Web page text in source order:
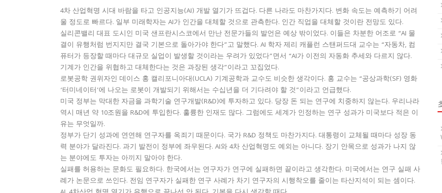
4차 산업혁명 시대 바람을 타고 인공지능(AI) 개발 열기가 뜨겁다. 다른 나라도 마찬가지다. 변화 속도는 예측하기 어려
울 정도로 빠르다. 일부 미래학자는 AI가 인간을 대체할 것으로 관측한다. 인간 직업을 대체할 것이란 전망도 있다.
실리콘밸리 대표 도시인 미국 샌프란시스코에서 만난 전문가들의 발언은 예상 밖이었다. 이들은 차분한 어조로 “AI 물
결이 유행처럼 번지지만 결국 기본으로 돌아가야 한다”고 말했다. AI 학자 제리 캐플런 스탠퍼드대 교수는 “자동차, 컴
퓨터가 등장할 때마다 대규모 실업이 발생할 것이라는 우려가 있었다”면서 “AI가 이전의 자동화 추세와 다르지 않다.
기계가 인간을 위협하고 대체한다는 것은 과장된 생각”이라고 꼬집었다.
로봇공학 권위자인 데이스 홍 캘리포니아대(UCLA) 기계공학과 교수도 비슷한 생각이다. 홍 교수는 “공상과학(SF) 영화
‘터미네이터’에 나오는 로봇이 개발되기 위해서는 수십년을 더 기다려야 할 것”이라고 언급했다.
미국 정부는 막대한 자금을 과학기술 연구개발(R&D)에 투자하고 있다. 당장 돈 되는 연구에 치중하지 않는다. 우리나라
역시 매년 약 10조원을 R&D에 투입한다. 훌륭한 인재도 많다. 그럼에도 세계가 인정하는 연구 성과가 미국보다 적은 이
유는 무엇일까.
정부가 단기 성과에 연연해 연구자를 옥죄기 때문이다. 국가 R&D 정책도 마찬가지다. 대통령이 교체될 때마다 성장 동
력 분야가 달라진다. 과기 발전이 정부에 좌우된다. AI와 4차 산업혁명도 예외는 아니다. 장기 안목으로 성과가 나지 않
는 분야에도 투자는 아끼지 말아야 한다.
실패를 허용하는 문화도 필요하다. 한국에서는 연구자가 연구에 실패하면 끝이라고 생각한다. 미국에서는 연구 실패 사
례가 논문으로 쓰인다. 전임 연구자가 실패한 연구 사례가 차기 연구자의 시행착오를 줄이는 타산지석이 되는 셈이다.